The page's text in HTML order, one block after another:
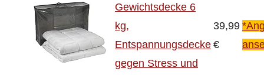
Gewichtsdecke 6
kg,
Entspannungsdecke
gegen Stress und
39,99
€